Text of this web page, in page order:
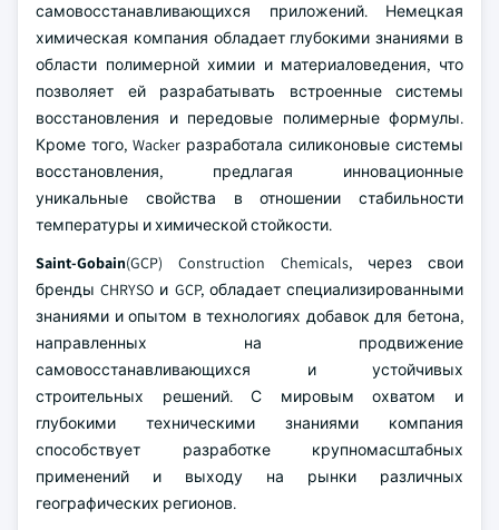
самовосстанавливающихся приложений. Немецкая
химическая компания обладает глубокими знаниями в
области полимерной химии и материаловедения, что
позволяет ей разрабатывать встроенные системы
восстановления и передовые полимерные формулы.
Кроме того, Wacker разработала силиконовые системы
восстановления, предлагая инновационные
уникальные свойства в отношении стабильности
температуры и химической стойкости.
Saint-Gobain(GCP) Construction Chemicals, через свои
бренды CHRYSO и GCP, обладает специализированными
знаниями и опытом в технологиях добавок для бетона,
направленных на продвижение
самовосстанавливающихся и устойчивых
строительных решений. С мировым охватом и
глубокими техническими знаниями компания
способствует разработке крупномасштабных
применений и выходу на рынки различных
географических регионов.